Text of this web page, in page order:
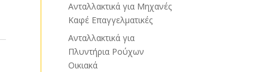
Ανταλλακτικά για Μηχανές
Καφέ Επαγγελματικές
Ανταλλακτικά για
Πλυντήρια Ρούχων
Οικιακά